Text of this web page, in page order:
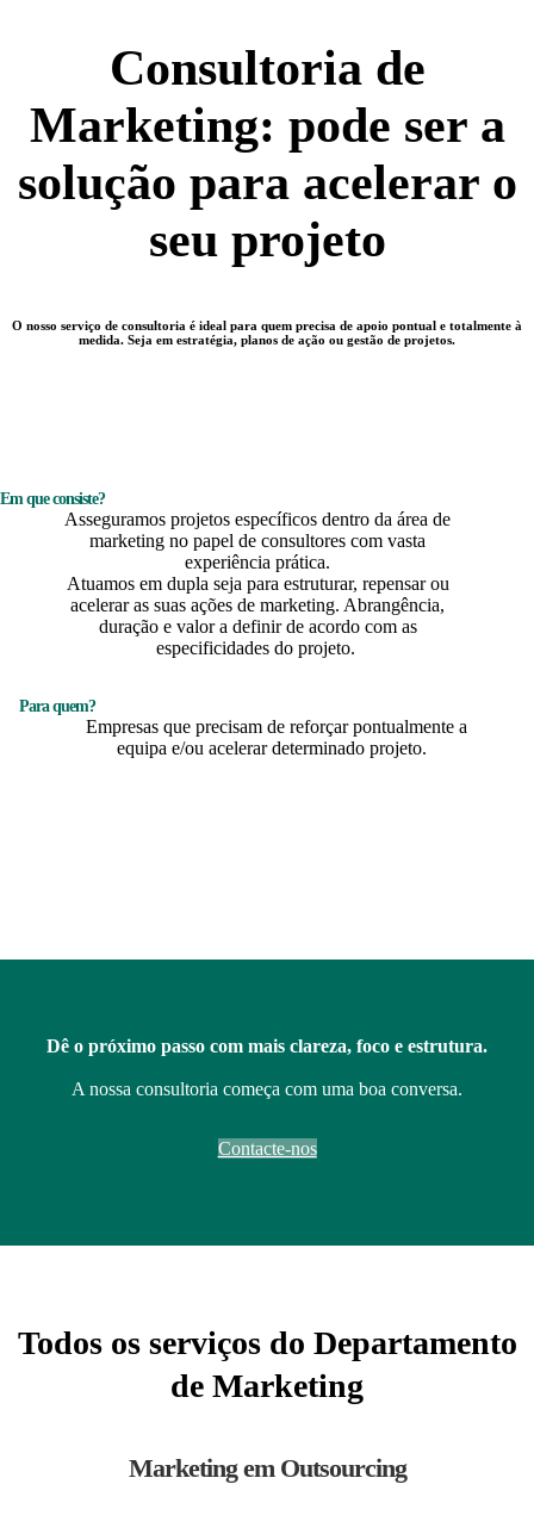
Consultoria de
Marketing: pode ser a
solução para acelerar o
seu projeto
O nosso serviço de consultoria é ideal para quem precisa de apoio pontual e totalmente à
medida. Seja em estratégia, planos de ação ou gestão de projetos.
Em que consiste?
Asseguramos projetos específicos dentro da área de
marketing no papel de consultores com vasta
experiência prática.
Atuamosem dupla seja para estruturar, repensar ou
acelerar as suas ações de marketing. Abrangência,
duração e valor a definir de acordo com as
especificidades do projeto.
Para quem?
Empresas que precisam de reforçar pontualmente a
equipa e/ou acelerar determinado projeto.
Dê o próximo passo com mais clareza, foco e estrutura.
A nossa consultoria começa com uma boa conversa.
Contacte-nos
Todos os serviços do Departamento
de Marketing
Marketing em Outsourcing